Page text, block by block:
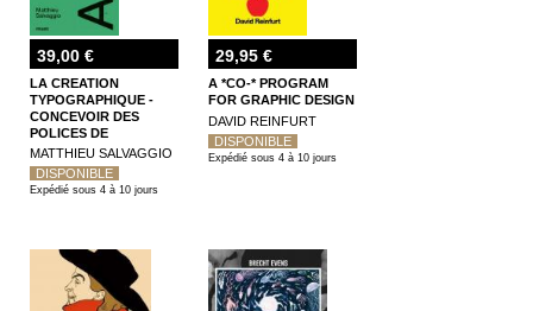
39,00 €
LA CREATION
TYPOGRAPHIQUE -
CONCEVOIR DES
POLICES DE
CARACTERE
MATTHIEU SALVAGGIO
DISPONIBLE
Expédié sous 4 à 10 jours
29,95 €
A *CO-* PROGRAM
FOR GRAPHIC DESIGN
DAVID REINFURT
DISPONIBLE
Expédié sous 4 à 10 jours